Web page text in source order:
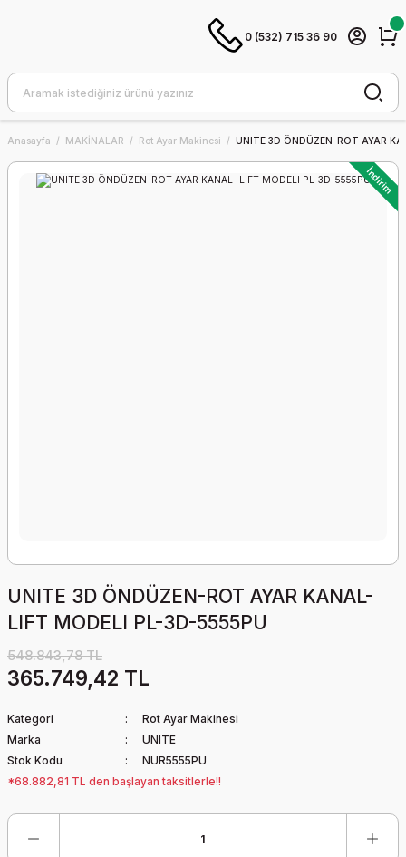
0 (532) 715 36 90
Anasayfa MAKİNALAR Rot Ayar Makinesi UNITE 3D ÖNDÜZEN-ROT AYAR
İndirim
UNITE 3D ÖNDÜZEN-ROT AYAR KANAL-
LIFT MODELI PL-3D-5555PU
548.843,78 TL
365.749,42 TL
Kategori
Rot Ayar Makinesi
Marka
UNITE
Stok Kodu
NUR5555PU
*68.882,81 TL den başlayan taksitlerle!!